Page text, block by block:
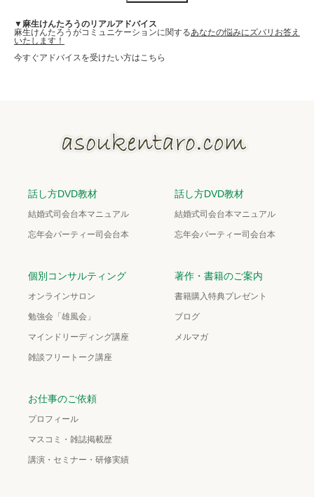
▼麻生けんたろうのリアルアドバイス
麻生けんたろうがコミュニケーションに関するあなたの悩みにズバリお答え
いたします！
今すぐアドバイスを受けたい方はこちら
話し方DVD教材
結婚式司会台本マニュアル
忘年会パーティー司会台本
話し方DVD教材
結婚式司会台本マニュアル
忘年会パーティー司会台本
個別コンサルティング
オンラインサロン
勉強会「雄風会」
マインドリーディング講座
雑談フリートーク講座
著作・書籍のご案内
書籍購入特典プレゼント
ブログ
メルマガ
お仕事のご依頼
プロフィール
マスコミ・雑誌掲載歴
講演・セミナー・研修実績